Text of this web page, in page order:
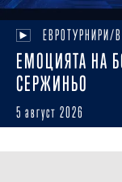
ЕВРОТУРНИРИ/
ЕМОЦИЯТА НА
СЕРЖИНЬО
5 август 2026